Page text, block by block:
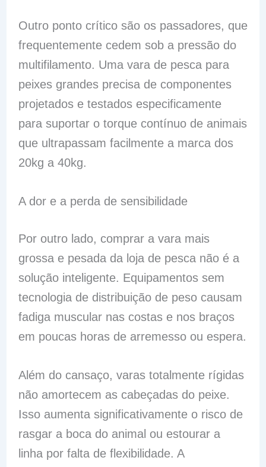
Outro ponto crítico são os passadores, que
frequentemente cedem sob a pressão do
multifilamento. Uma vara de pesca para
peixes grandes precisa de componentes
projetados e testados especificamente
para suportar o torque contínuo de animais
que ultrapassam facilmente a marca dos
20kg a 40kg.
A dor e a perda de sensibilidade
Por outro lado, comprar a vara mais
grossa e pesada da loja de pesca não é a
solução inteligente. Equipamentos sem
tecnologia de distribuição de peso causam
fadiga muscular nas costas e nos braços
em poucas horas de arremesso ou espera.
Além do cansaço, varas totalmente rígidas
não amortecem as cabeçadas do peixe.
Isso aumenta significativamente o risco de
rasgar a boca do animal ou estourar a
linha por falta de flexibilidade. A